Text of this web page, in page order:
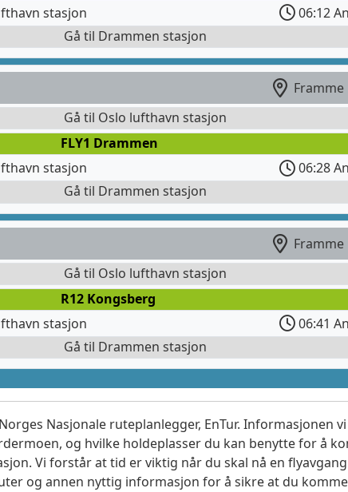
stasjon
06:12
Gå til Drammen stasjon
Framme
Gå til Oslo lufthavn stasjon
FLY1 Drammen
stasjon
06:28
Gå til Drammen stasjon
Framme
Gå til Oslo lufthavn stasjon
R12 Kongsberg
stasjon
06:41
Gå til Drammen stasjon
Nasjonale ruteplanlegger, EnTur.
og hvilke holdeplasser du kan benytte for å
Vi forstår at tid er viktig når du skal nå en
og annen nyttig informasjon for å sikre at du